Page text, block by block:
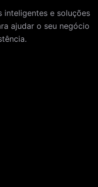
inteligentes e soluções
ajudar o seu negócio